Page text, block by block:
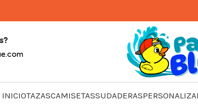
INICIOTAZASCAMISETASSUDADERASPERSONALIZA